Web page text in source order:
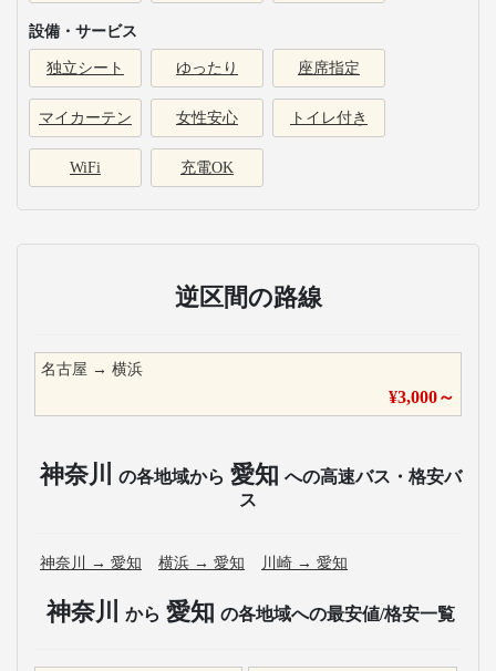
設備・サービス
独立シート ゆったり 座席指定
マイカーテン 女性安心 トイレ付き
WiFi 充電OK
逆区間の路線
名古屋 → 横浜
¥3,000～
神奈川 の各地域から 愛知 への高速バス・格安バ
ス
神奈川 → 愛知 横浜 → 愛知 川崎 → 愛知
神奈川 から 愛知 の各地域への最安値/格安一覧